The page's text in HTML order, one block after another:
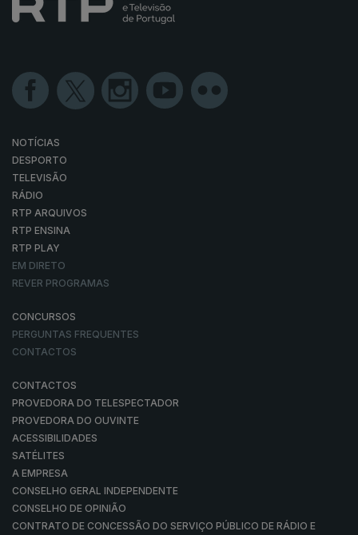
NOTÍCIAS
DESPORTO
TELEVISÃO
RÁDIO
RTP ARQUIVOS
RTP ENSINA
RTP PLAY
EM DIRETO
REVER PROGRAMAS
CONCURSOS
PERGUNTAS FREQUENTES
CONTACTOS
CONTACTOS
PROVEDORA DO TELESPECTADOR
PROVEDORA DO OUVINTE
ACESSIBILIDADES
SATÉLITES
A EMPRESA
CONSELHO GERAL INDEPENDENTE
CONSELHO DE OPINIÃO
CONTRATO DE CONCESSÃO DO SERVIÇO PÚBLICO DE RÁDIO E